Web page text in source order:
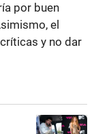
por buen
el
y no dar